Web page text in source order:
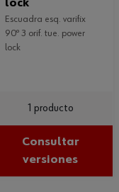
escuadra esq. varifix
90º 3 orif. tue. power
lock
1 producto
Consultar
versiones